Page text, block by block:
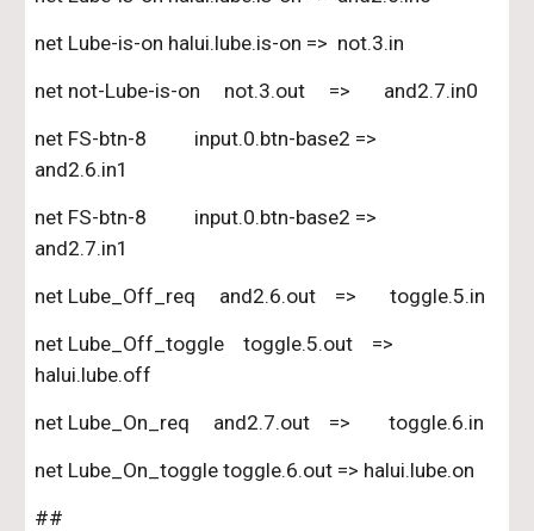
net Lube-is-on halui.lube.is-on =>  not.3.in
net not-Lube-is-on     not.3.out     =>       and2.7.in0
net FS-btn-8          input.0.btn-base2 =>
and2.6.in1
net FS-btn-8          input.0.btn-base2 =>
and2.7.in1
net Lube_Off_req     and2.6.out    =>       toggle.5.in
net Lube_Off_toggle    toggle.5.out    =>
halui.lube.off
net Lube_On_toggle toggle.6.out => halui.lube.on
##